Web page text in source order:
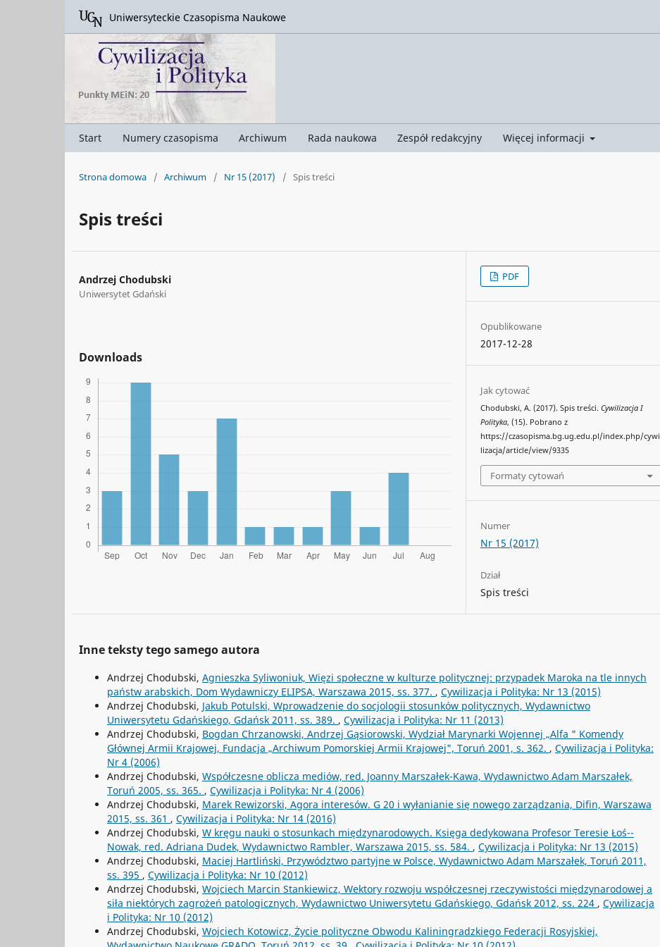
Start Numery czasopisma Archiwum Rada naukowa Zespół redakcyjny Więcej informacji
Uniwersyteckie Czasopisma Naukowe
Strona domowa / Archiwum / Nr 15 (2017) / Spis treści
Spis treści
Andrzej Chodubski
Uniwersytet Gdański
Downloads
PDF
Opublikowane
2017-12-28
Jak cytować
Chodubski, A. (2017). Spis treści.Cywilizacja I
Polityka, (15). Pobrano z
https://czasopisma.bg.ug.edu.pl/index.php/cywi
lizacja/article/view/9335
Formaty cytowań
Numer
Nr 15 (2017)
Dział
Spis treści
Inne teksty tego samego autora
Andrzej Chodubski, Agnieszka Syliwoniuk, Więzi społeczne w kulturze politycznej: przypadek Maroka na tle innych
państw arabskich, Dom Wydawniczy ELIPSA, Warszawa 2015, ss. 377. , Cywilizacja i Polityka: Nr 13 (2015)
Andrzej Chodubski, Jakub Potulski, Wprowadzenie do socjologii stosunków politycznych, Wydawnictwo
Uniwersytetu Gdańskiego, Gdańsk 2011, ss. 389. , Cywilizacja i Polityka: Nr 11 (2013)
Andrzej Chodubski, Bogdan Chrzanowski, Andrzej Gąsiorowski, Wydział Marynarki Wojennej „Alfa " Komendy
Głównej Armii Krajowej, Fundacja „Archiwum Pomorskiej Armii Krajowej", Toruń 2001, s. 362. , Cywilizacja i Polityka:
Nr 4 (2006)
Andrzej Chodubski, Współczesne oblicza mediów, red. Joanny Marszałek-Kawa, Wydawnictwo Adam Marszałek,
Toruń 2005, ss. 365. , Cywilizacja i Polityka: Nr 4 (2006)
Andrzej Chodubski, Marek Rewizorski, Agora interesów. G 20 i wyłanianie się nowego zarządzania, Difin, Warszawa
2015, ss. 361 , Cywilizacja i Polityka: Nr 14 (2016)
Andrzej Chodubski, W kręgu nauki o stosunkach międzynarodowych. Księga dedykowana Profesor Teresie Łoś--
Nowak, red. Adriana Dudek, Wydawnictwo Rambler, Warszawa 2015, ss. 584. , Cywilizacja i Polityka: Nr 13 (2015)
Andrzej Chodubski, Maciej Hartliński, Przywództwo partyjne w Polsce, Wydawnictwo Adam Marszałek, Toruń 2011,
ss. 395 , Cywilizacja i Polityka: Nr 10 (2012)
Andrzej Chodubski, Wojciech Marcin Stankiewicz, Wektory rozwoju współczesnej rzeczywistości międzynarodowej a
siła niektórych zagrożeń patologicznych, Wydawnictwo Uniwersytetu Gdańskiego, Gdańsk 2012, ss. 224 , Cywilizacja
i Polityka: Nr 10 (2012)
Andrzej Chodubski, Wojciech Kotowicz, Życie polityczne Obwodu Kaliningradzkiego Federacji Rosyjskiej,